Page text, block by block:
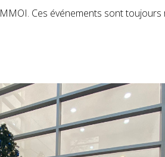
Ces événements sont toujours